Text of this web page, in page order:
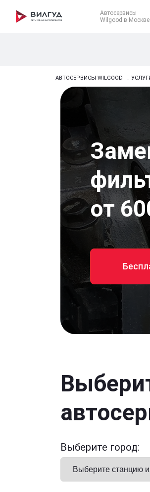
Автосервисы
Wilgood в Москве
АВТОСЕРВИСЫ WILGOOD
от
Выберите город: